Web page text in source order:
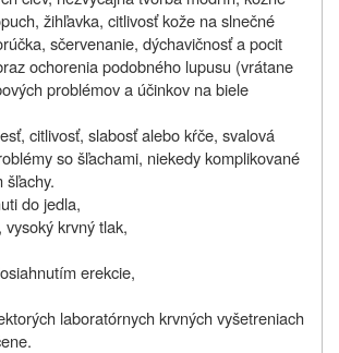
žihľavka, citlivosť kože na slnečné
sčervenanie, dýchavičnosť a pocit
ochorenia podobného lupusu (vrátane
problémov a účinkov na biele
citlivosť, slabosť alebo kŕče, svalová
so šľachami, niekedy komplikované
šľachy.
do jedla,
vysoký krvný tlak,
erekcie,
laboratórnych krvných vyšetreniach